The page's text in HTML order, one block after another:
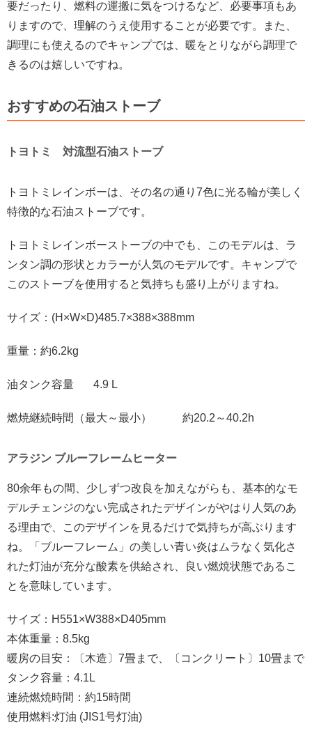
要だったり、燃料の運搬に気をつけるなど、必要事項もあ
りますので、理解のうえ使用することが必要です。また、
調理にも使えるのでキャンプでは、暖をとりながら調理で
きるのは嬉しいですね。
おすすめの石油ストーブ
トヨトミ 対流型石油ストーブ
トヨトミレインボーは、その名の通り7色に光る輪が美しく
特徴的な石油ストーブです。
トヨトミレインボーストーブの中でも、このモデルは、ラ
ンタン調の形状とカラーが人気のモデルです。キャンプで
このストーブを使用すると気持ちも盛り上がりますね。
サイズ：(H×W×D)485.7×388×388mm
重量：約6.2kg
油タンク容量 4.9 L
燃焼継続時間（最大～最小） 約20.2～40.2h
アラジン ブルーフレームヒーター
80余年もの間、少しずつ改良を加えながらも、基本的なモ
デルチェンジのない完成されたデザインがやはり人気のあ
る理由で、このデザインを見るだけで気持ちが高ぶります
ね。「ブルーフレーム」の美しい青い炎はムラなく気化さ
れた灯油が充分な酸素を供給され、良い燃焼状態であるこ
とを意味しています。
サイズ：H551×W388×D405mm
本体重量：8.5kg
暖房の目安：〔木造〕7畳まで、〔コンクリート〕10畳まで
タンク容量：4.1L
連続燃焼時間：約15時間
使用燃料:灯油 (JIS1号灯油)